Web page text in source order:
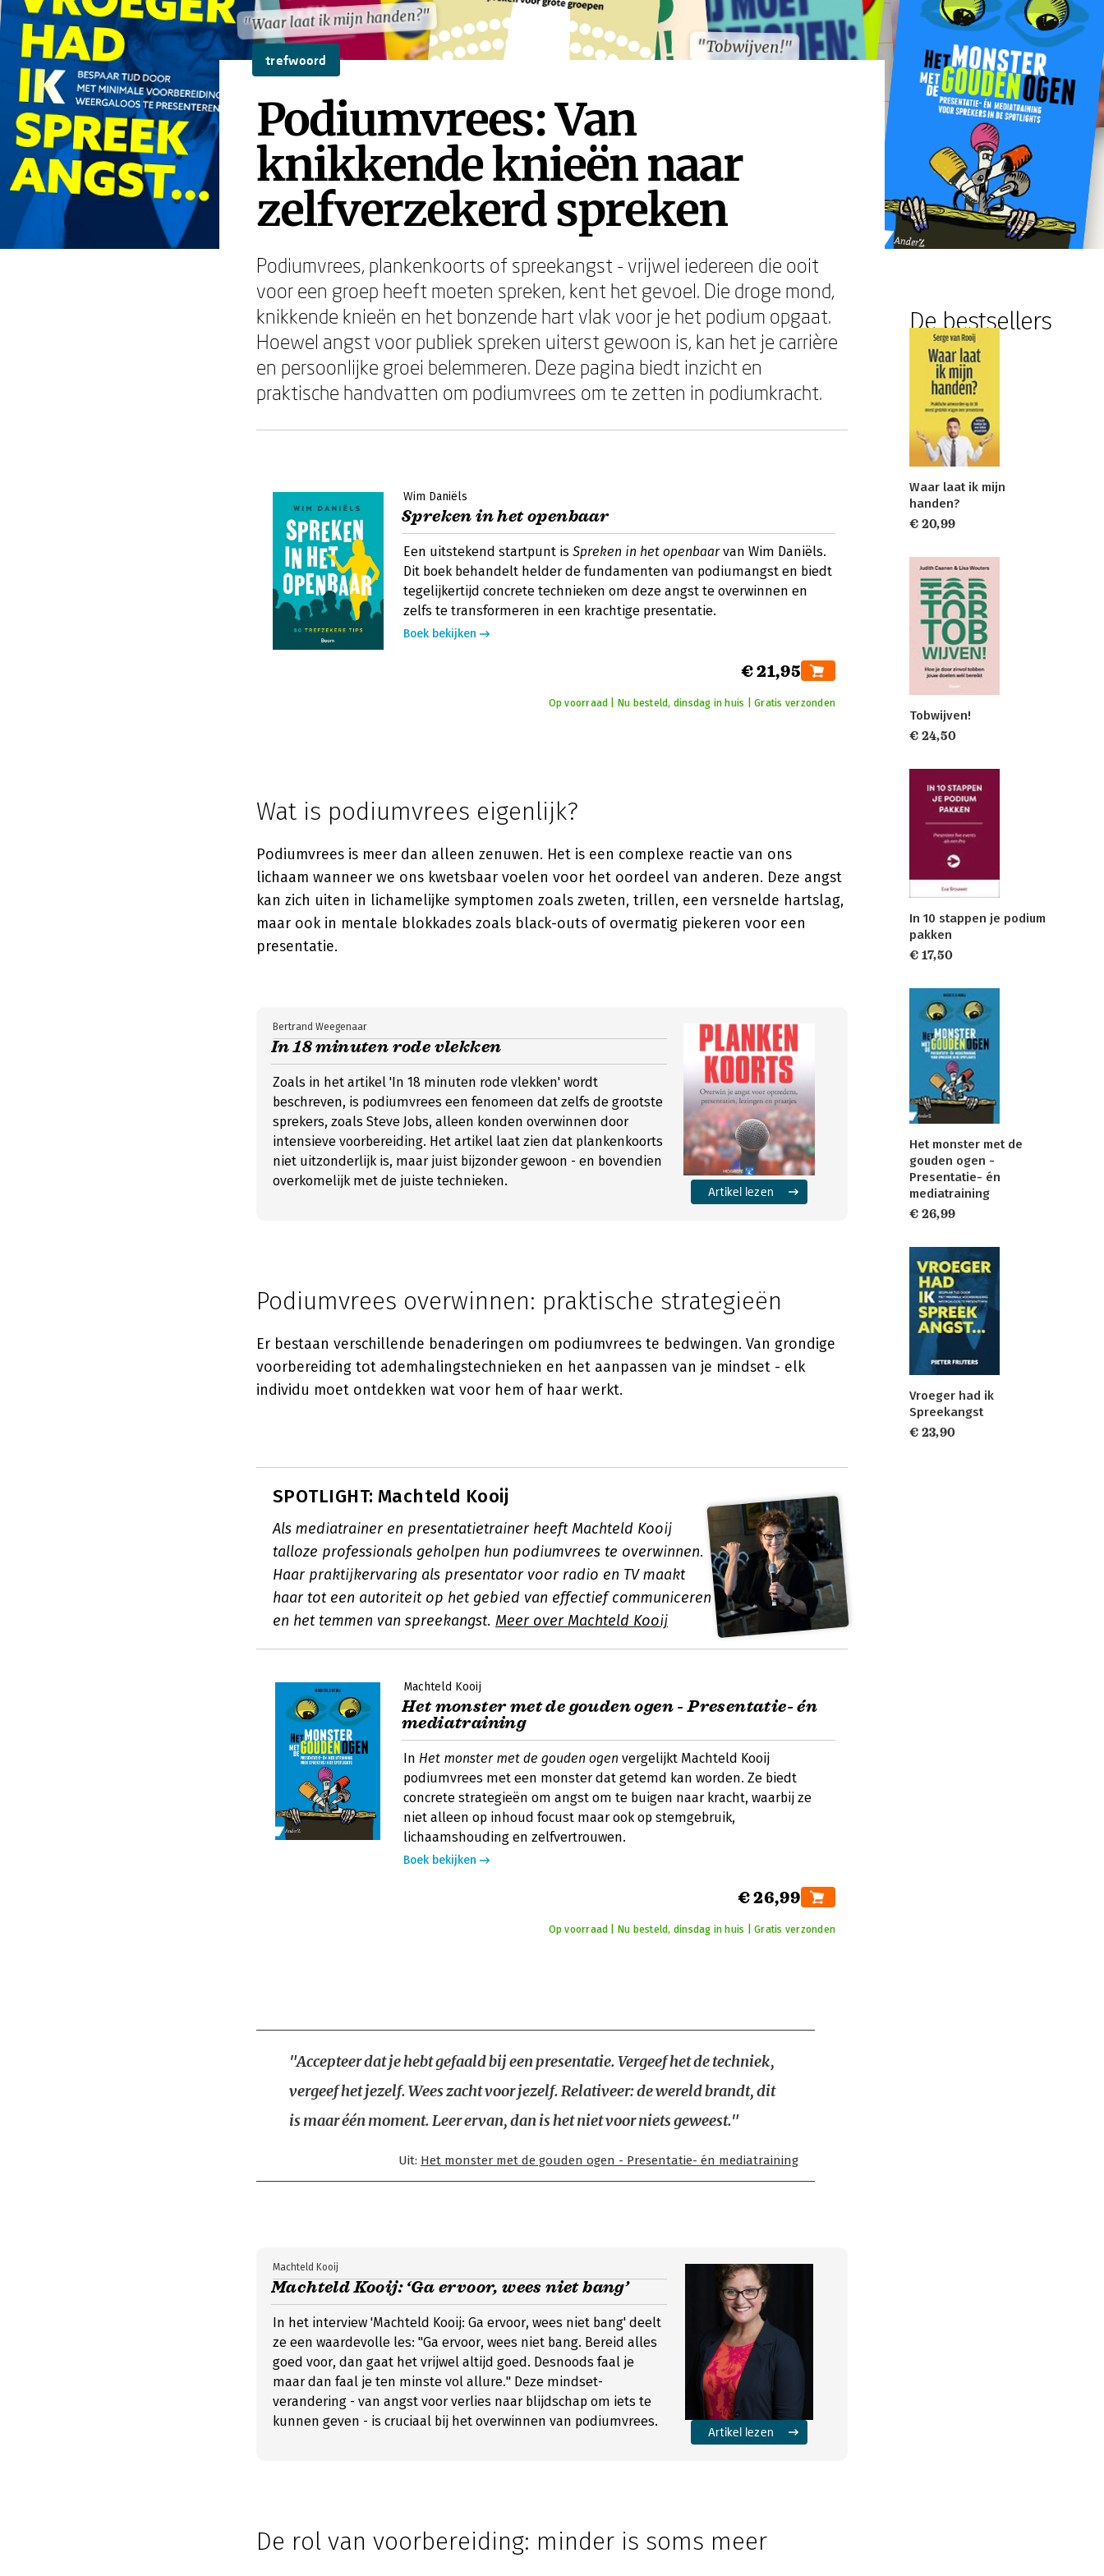
"Waar laat ik mijn handen?"
"Tobwijven!"
"Waar laat ik mijn handen?"
"Tobwijven!"
trefwoord
Podiumvrees: Van
knikkende knieën naar
zelfverzekerd spreken
Podiumvrees, plankenkoorts of spreekangst - vrijwel iedereen die ooit
voor een groep heeft moeten spreken, kent het gevoel. Die droge mond,
knikkende knieën en het bonzende hart vlak voor je het podium opgaat.
Hoewel angst voor publiek spreken uiterst gewoon is, kan het je carrière
en persoonlijke groei belemmeren. Deze pagina biedt inzicht en
praktische handvatten om podiumvrees om te zetten in podiumkracht.
Wim Daniëls
Spreken in het openbaar
Een uitstekend startpunt is Spreken in het openbaarvan Wim Daniëls.
Dit boek behandelt helder de fundamenten van podiumangst en biedt
tegelijkertijd concrete technieken om deze angst te overwinnen en
zelfs te transformeren in een krachtige presentatie.
Boek bekijken
€ 21,95
Op voorraad | Nu besteld, dinsdag in huis | Gratis verzonden
Wat is podiumvrees eigenlijk?
Podiumvrees is meer dan alleen zenuwen. Het is een complexe reactie van ons
lichaam wanneer we ons kwetsbaar voelen voor het oordeel van anderen. Deze angst
kan zich uiten in lichamelijke symptomen zoals zweten, trillen, een versnelde hartslag,
maar ook in mentale blokkades zoals black-outs of overmatig piekeren voor een
presentatie.
In 18 minuten rode vlekken
Bertrand Weegenaar
Zoals in het artikel 'In 18 minuten rode vlekken' wordt
beschreven, is podiumvrees een fenomeen dat zelfs de grootste
sprekers, zoals Steve Jobs, alleen konden overwinnen door
intensieve voorbereiding. Het artikel laat zien dat plankenkoorts
niet uitzonderlijk is, maar juist bijzonder gewoon - en bovendien
overkomelijk met de juiste technieken.
Artikel lezen
Podiumvrees overwinnen: praktische strategieën
Er bestaan verschillende benaderingen om podiumvrees te bedwingen. Van grondige
voorbereiding tot ademhalingstechnieken en het aanpassen van je mindset - elk
individu moet ontdekken wat voor hem of haar werkt.
SPOTLIGHT: Machteld Kooij
Als mediatrainer en presentatietrainer heeft Machteld Kooij
talloze professionals geholpen hun podiumvrees te overwinnen.
Haar praktijkervaring als presentator voor radio en TV maakt
haar tot een autoriteit op het gebied van effectief communiceren
en het temmen van spreekangst. Meer over Machteld Kooij
Machteld Kooij
Het monster met de gouden ogen - Presentatie- én
mediatraining
In Het monster met de gouden ogen vergelijkt Machteld Kooij
podiumvrees met een monster dat getemd kan worden. Ze biedt
concrete strategieën om angst om te buigen naar kracht, waarbij ze
niet alleen op inhoud focust maar ook op stemgebruik,
lichaamshouding en zelfvertrouwen.
Boek bekijken
€ 26,99
Op voorraad | Nu besteld, dinsdag in huis | Gratis verzonden
"Accepteer dat je hebt gefaald bij een presentatie. Vergeef het de techniek,
vergeef het jezelf. Wees zacht voor jezelf. Relativeer: de wereld brandt, dit
is maar één moment. Leer ervan, dan is het niet voor niets geweest."
Uit: Het monster met de gouden ogen - Presentatie- én mediatraining
Machteld Kooij: ‘Ga ervoor, wees niet bang’
Machteld Kooij
In het interview 'Machteld Kooij: Ga ervoor, wees niet bang' deelt
ze een waardevolle les: "Ga ervoor, wees niet bang. Bereid alles
goed voor, dan gaat het vrijwel altijd goed. Desnoods faal je
maar dan faal je ten minste vol allure." Deze mindset-
verandering - van angst voor verlies naar blijdschap om iets te
kunnen geven - is cruciaal bij het overwinnen van podiumvrees.
Artikel lezen
De rol van voorbereiding: minder is soms meer
De bestsellers
Waar laat ik mijn
handen?
€ 20,99
Tobwijven!
€ 24,50
In 10 stappen je podium
pakken
€ 17,50
Het monster met de
gouden ogen -
Presentatie- én
mediatraining
€ 26,99
Vroeger had ik
Spreekangst
€ 23,90